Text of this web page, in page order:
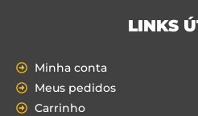
LINKS
Minha conta
Meus pedidos
Carrinho